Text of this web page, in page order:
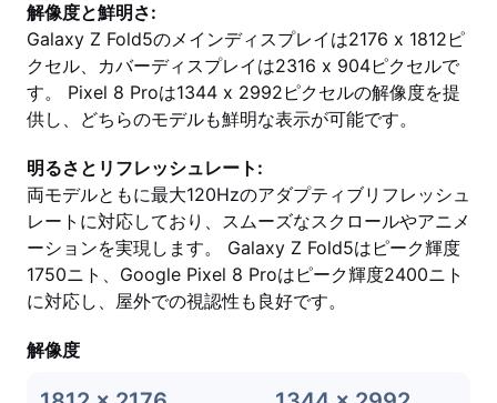
解像度と鮮明さ:
Galaxy Z Fold5のメインディスプレイは2176 x 1812ピ
クセル、カバーディスプレイは2316 x 904ピクセルで
す。 Pixel 8 Proは1344 x 2992ピクセルの解像度を提
供し、どちらのモデルも鮮明な表示が可能です。
明るさとリフレッシュレート:
両モデルともに最大120Hzのアダプティブリフレッシュ
レートに対応しており、スムーズなスクロールやアニメ
ーションを実現します。 Galaxy Z Fold5はピーク輝度
1750ニト、Google Pixel 8 Proはピーク輝度2400ニト
に対応し、屋外での視認性も良好です。
解像度